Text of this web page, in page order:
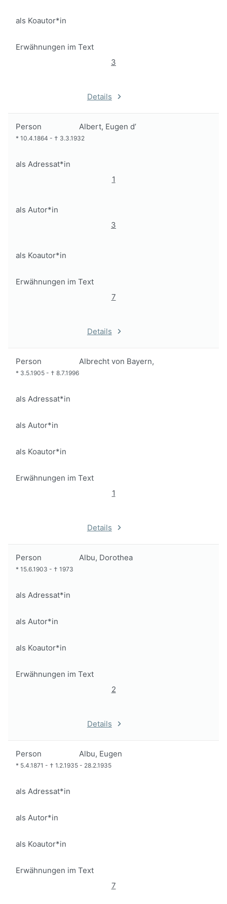
als Koautor*in
Erwähnungen im Text
3
Details
Person Albert, Eugen d’
* 10.4.1864 - † 3.3.1932
als Adressat*in
1
als Autor*in
3
als Koautor*in
Erwähnungen im Text
7
Details
Person Albrecht von Bayern,
* 3.5.1905 - † 8.7.1996
als Adressat*in
als Autor*in
als Koautor*in
Erwähnungen im Text
1
Details
Person Albu, Dorothea
* 15.6.1903 - † 1973
als Adressat*in
als Autor*in
als Koautor*in
Erwähnungen im Text
2
Details
Person Albu, Eugen
* 5.4.1871 - † 1.2.1935 - 28.2.1935
als Adressat*in
als Autor*in
als Koautor*in
Erwähnungen im Text
7